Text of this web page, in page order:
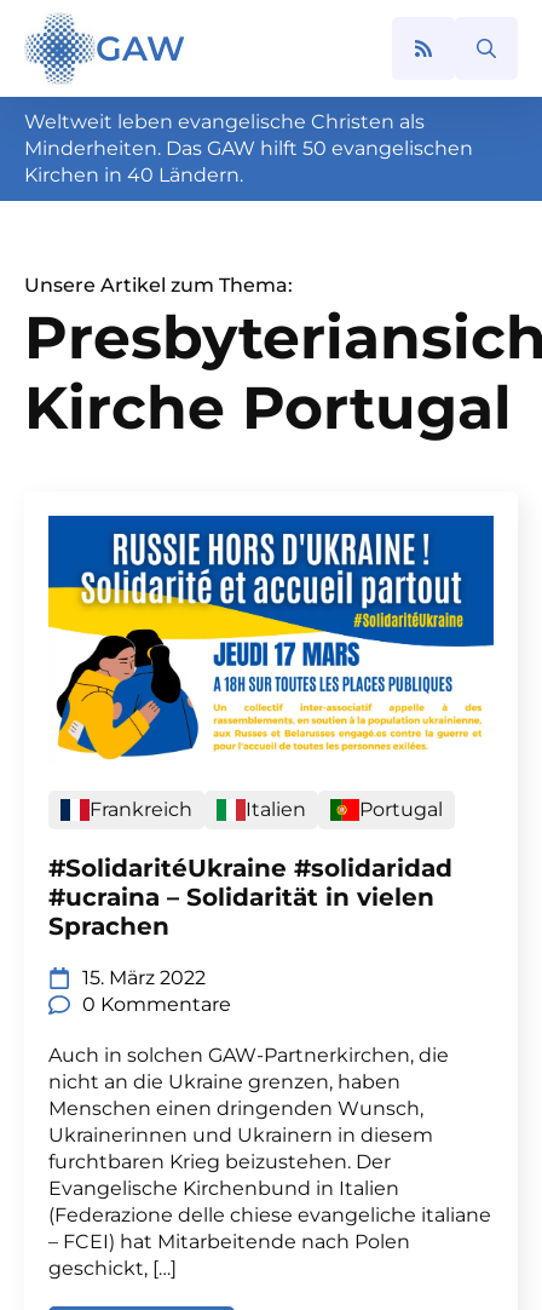
GAW
Search
Weltweit leben evangelische Christen als
Minderheiten. Das GAW hilft 50 evangelischen
Kirchen in 40 Ländern.
Unsere Artikel zum Thema:
Kirche Portugal
Frankreich Italien Portugal
#SolidaritéUkraine #solidaridad
#ucraina – Solidarität in vielen
Sprachen
15. März 2022
0 Kommentare
Auch in solchen GAW-Partnerkirchen, die
nicht an die Ukraine grenzen, haben
Menschen einen dringenden Wunsch,
Ukrainerinnen und Ukrainern in diesem
furchtbaren Krieg beizustehen. Der
Evangelische Kirchenbund in Italien
(Federazione delle chiese evangeliche italiane
– FCEI) hat Mitarbeitende nach Polen
geschickt, […]